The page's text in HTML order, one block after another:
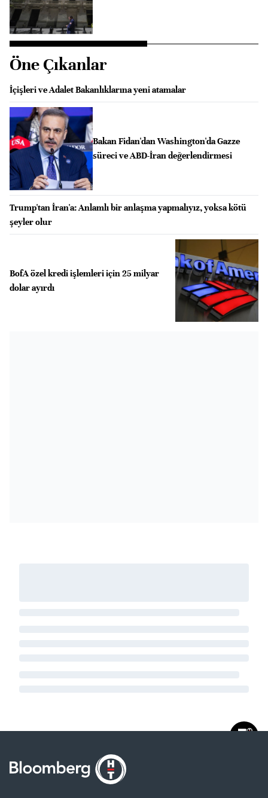
Öne Çıkanlar
İçişleri ve Adalet Bakanlıklarına yeni atamalar
Bakan Fidan'dan Washington'da Gazze
süreci ve ABD-İran değerlendirmesi
Trump'tan İran'a: Anlamlı bir anlaşma yapmalıyız, yoksa kötü
şeyler olur
BofA özel kredi işlemleri için 25 milyar
dolar ayırdı